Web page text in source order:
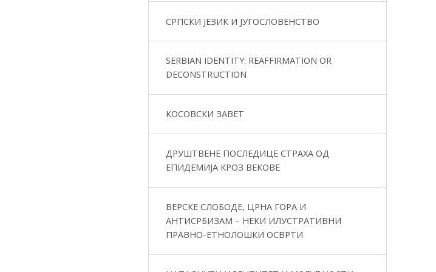
СРПСКИ ЈЕЗИК И ЈУГОСЛОВЕНСТВО
SERBIAN IDENTITY: REAFFIRMATION OR
DECONSTRUCTION
КОСОВСКИ ЗАВЕТ
ДРУШТВЕНЕ ПОСЛЕДИЦЕ СТРАХА ОД
ЕПИДЕМИЈА КРОЗ ВЕКОВЕ
ВЕРСКЕ СЛОБОДЕ, ЦРНА ГОРА И
АНТИСРБИЗАМ – НЕКИ ИЛУСТРАТИВНИ
ПРАВНО-ЕТНОЛОШКИ ОСВРТИ